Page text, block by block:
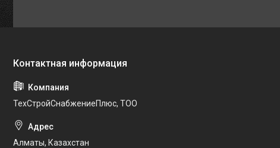
ТехСтройСнабжениеПлюс, ТОО
Алматы, Казахстан